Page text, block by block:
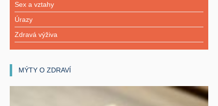
Sex a vztahy
Úrazy
Zdravá výživa
MÝTY O ZDRAVÍ